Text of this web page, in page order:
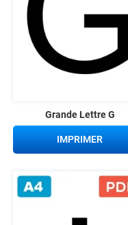
Grande Lettre G
IMPRIMER